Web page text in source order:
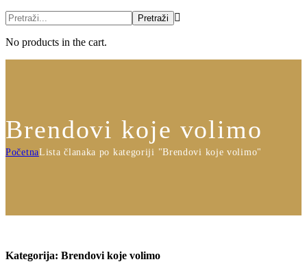
No products in the cart.
Brendovi koje volimo
PočetnaLista članaka po kategoriji "Brendovi koje volimo"
Kategorija: Brendovi koje volimo